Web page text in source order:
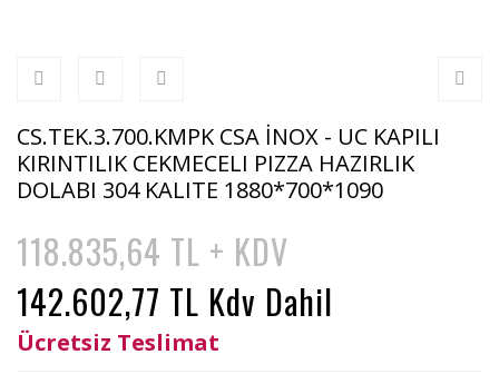
CS.TEK.3.700.KMPK CSA İNOX - UC KAPILI
KIRINTILIK CEKMECELI PIZZA HAZIRLIK
DOLABI 304 KALITE 1880*700*1090
118.835,64 TL + KDV
142.602,77 TL Kdv Dahil
Ücretsiz Teslimat